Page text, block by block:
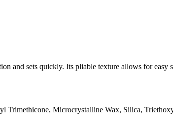
and sets quickly. Its pliable texture allows for
Trimethicone, Microcrystalline Wax, Silica,